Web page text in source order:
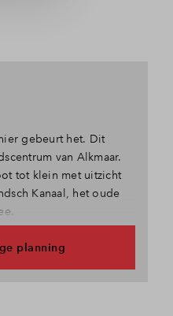
gebeurt het. Dit
van Alkmaar.
tot klein met uitzicht
Kanaal, het oude
planning